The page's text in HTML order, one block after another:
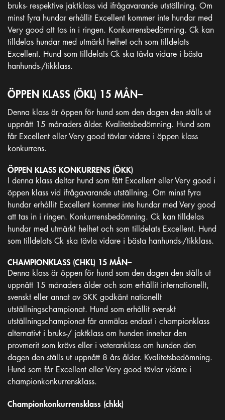
bruks- respektive jaktklass vid ifrågavarande utställning. Om
minst fyra hundar erhållit Excellent kommer inte hundar med
Very good att tas in i ringen. Konkurrensbedömning. Ck kan
tilldelas hundar med utmärkt helhet och som tilldelats
Excellent. Hund som tilldelats Ck ska tävla vidare i bästa
hanhunds-/tikklass.
ÖPPEN KLASS (ÖKL) 15 MÅN–
Denna klass är öppen för hund som den dagen den ställs ut
uppnått 15 månaders ålder. Kvalitetsbedömning. Hund som
får Excellent eller Very good tävlar vidare i öppen klass
konkurrens.
ÖPPEN KLASS KONKURRENS (ÖKK)
I denna klass deltar hund som fått Excellent eller Very good i
öppen klass vid ifrågavarande utställning. Om minst fyra
hundar erhållit Excellent kommer inte hundar med Very good
att tas in i ringen. Konkurrensbedömning. Ck kan tilldelas
hundar med utmärkt helhet och som tilldelats Excellent. Hund
som tilldelats Ck ska tävla vidare i bästa hanhunds-/tikklass.
CHAMPIONKLASS (CHKL) 15 MÅN–
Denna klass är öppen för hund som den dagen den ställs ut
uppnått 15 månaders ålder och som erhållit internationellt,
svenskt eller annat av SKK godkänt nationellt
utställningschampionat. Hund som erhållit svenskt
utställningschampionat får anmälas endast i championklass
alternativt i bruks-/ jaktklass om hunden innehar den
provmerit som krävs eller i veteranklass om hunden den
dagen den ställs ut uppnått 8 års ålder. Kvalitetsbedömning.
Hund som får Excellent eller Very good tävlar vidare i
championkonkurrensklass.
Championkonkurrensklass (chkk)